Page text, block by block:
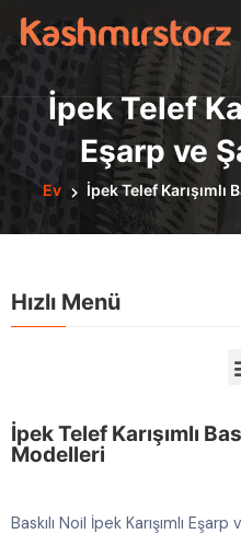
İpek Telef
Eşarp ve
Ev İpek Telef Karışımlı
Hızlı Menü
İpek Telef Karışımlı
Modelleri
Baskılı Noil İpek Karışımlı